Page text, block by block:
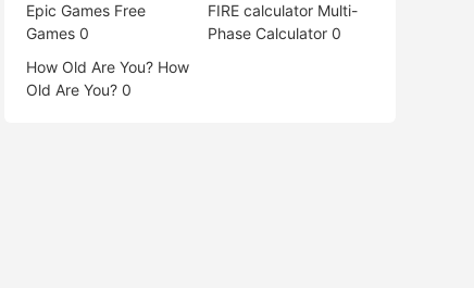
Epic Games Free
Games 0
FIRE calculator Multi-
Phase Calculator 0
How Old Are You? How
Old Are You? 0